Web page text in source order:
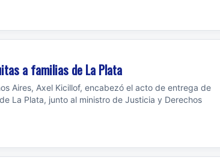
a familias de La Plata
Aires, Axel Kicillof, encabezó el acto de entrega de
La Plata, junto al ministro de Justicia y Derechos